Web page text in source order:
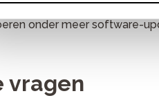
van e-bikes ben je bij
onder meer software-
vragen